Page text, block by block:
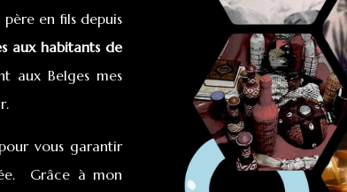
en fils depuis
aux habitants de
aux Belges mes
vous garantir
Grâce à mon